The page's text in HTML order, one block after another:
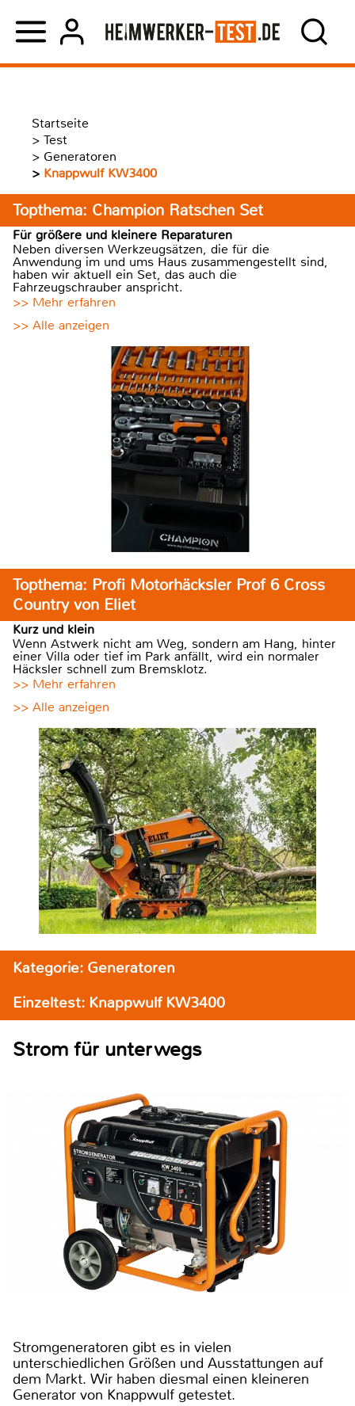
Startseite
> Test
> Generatoren
> Knappwulf KW3400
Topthema: Champion Ratschen Set
Für größere und kleinere Reparaturen
Neben diversen Werkzeugsätzen, die für die
Anwendung im und ums Haus zusammengestellt sind,
haben wir aktuell ein Set, das auch die
Fahrzeugschrauber anspricht.
>> Mehr erfahren
>> Alle anzeigen
Topthema: Profi Motorhäcksler Prof 6 Cross
Country von Eliet
Kurz und klein
Wenn Astwerk nicht am Weg, sondern am Hang, hinter
einer Villa oder tief im Park anfällt, wird ein normaler
Häcksler schnell zum Bremsklotz.
>> Mehr erfahren
>> Alle anzeigen
Kategorie: Generatoren
Einzeltest: Knappwulf KW3400
Strom für unterwegs
Stromgeneratoren gibt es in vielen
unterschiedlichen Größen und Ausstattungen auf
dem Markt. Wir haben diesmal einen kleineren
Generator von Knappwulf getestet.